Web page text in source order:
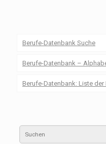
Berufe-Datenbank Suche
Berufe-Datenbank –
Berufe-Datenbank: Liste der